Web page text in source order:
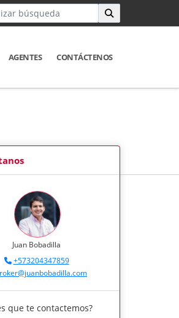
AGENTES CONTÁCTENOS
Juan Bobadilla
+573204347859
que te contactemos?